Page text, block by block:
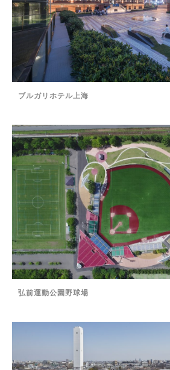
ブルガリホテル上海
弘前運動公園野球場